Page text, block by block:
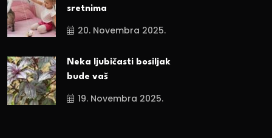
sretnima
20. Novembra 2025.
Neka ljubičasti bosiljak
bude vaš
19. Novembra 2025.